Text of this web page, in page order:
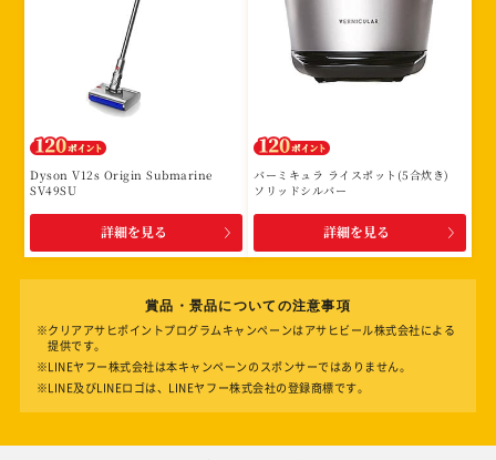
Dyson V12s Origin Submarine
SV49SU
詳細を見る
バーミキュラ ライスポット(5合炊き)
ソリッドシルバー
詳細を見る
賞品・景品についての注意事項
※クリアアサヒポイントプログラムキャンペーンはアサヒビール株式会社による
提供です。
※LINEヤフー株式会社は本キャンペーンのスポンサーではありません。
※LINE及びLINEロゴは、LINEヤフー株式会社の登録商標です。